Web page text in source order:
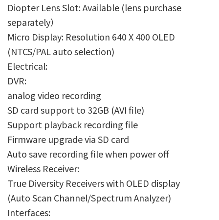
Diopter Lens Slot: Available (lens purchase
separately）
Micro Display: Resolution 640 X 400 OLED
(NTCS/PAL auto selection)
Electrical:
DVR:
analog video recording
SD card support to 32GB (AVI file)
Support playback recording file
Firmware upgrade via SD card
Auto save recording file when power off
Wireless Receiver:
True Diversity Receivers with OLED display
(Auto Scan Channel/Spectrum Analyzer)
Interfaces: